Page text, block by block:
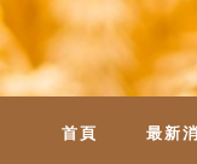
首頁 最新